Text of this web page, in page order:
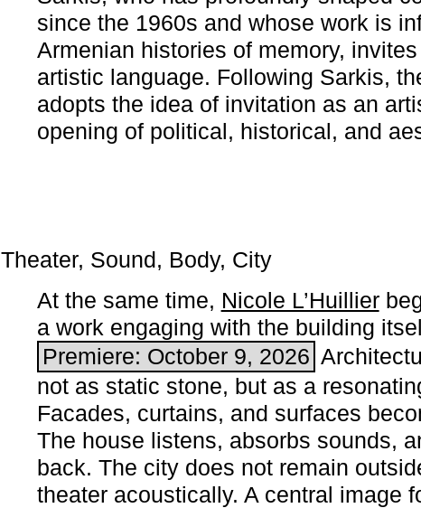
since the 1960s and whose work is
Armenian histories of memory,
artistic language. Following Sarkis,
adopts the idea of invitation as an
opening of political, historical, and
Theater, Sound, Body, City
At the same time, Nicole L’Huillier
a work engaging with the building
Premiere: October 9, 2026
not as static stone, but as a
Facades, curtains, and surfaces
The house listens, absorbs sounds,
back. The city does not remain
theater acoustically. A central image